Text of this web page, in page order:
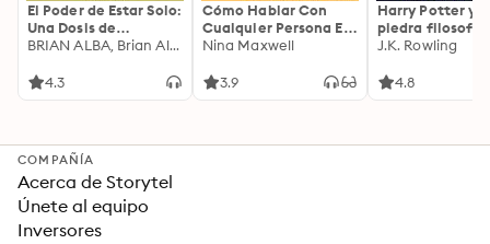
El Poder de Estar Solo:
Una Dosis de
Motivación
Ideas Revolucionarias
BRIAN ALBA, Brian Alba
4.3
Cómo Hablar Con
Cualquier Persona En
Cualquier Lugar Y En
Nina Maxwell
3.9
Harry Potter y
piedra filosofal
J.K. Rowling
4.8
COMPAÑÍA
Acerca de Storytel
Únete al equipo
Inversores